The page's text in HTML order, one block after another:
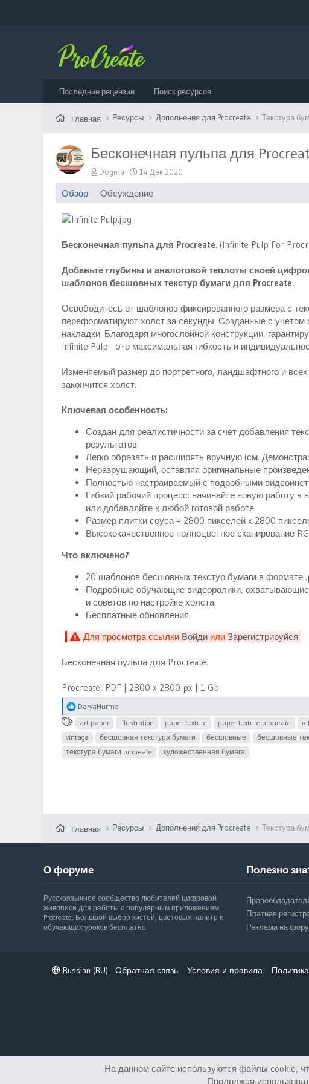
Последние рецензии Поиск ресурсов
Главная Ресурсы Дополнения для Procreate Текстура
Бесконечная пульпа для
А
в
т
о
р
Dogma
Д
а
т
а
д
н
и
14 Дек 2020
Обзор Обсуждение
Бесконечная пульпа для Procreate. (Infinite Pulp For
Добавьте глубины и аналоговой теплоты своей
шаблонов бесшовных текстур бумаги для Procreate.
Освободитесь от шаблонов фиксированного размера с
переформатируют холст за секунды. Созданные с учетом
накладки. Благодаря многослойной конструкции,
Infinite Pulp - это максимальная гибкость и
Изменяемый размер до портретного, ландшафтного и
закончится холст.
Ключевая особенность:
Создан для реалистичности за счет добавления
результатов.
Легко обрезать и расширять вручную (см.
Неразрушающий, оставляя оригинальные
Полностью настраиваемый с подробными
Гибкий рабочий процесс: начинайте новую работу
или добавляйте к любой готовой работе.
Размер плитки соуса = 2800 пикселей x 2800
Высококачественное полноцветное сканирование
Что включено?
20 шаблонов бесшовных текстур бумаги в формате
Подробные обучающие видеоролики,
и советов по настройке холста.
Бесплатные обновления.
Для просмотра ссылки Войди или Зарегистрируйся
Бесконечная пульпа для Procreate.
Procreate, PDF | 2800 x 2800 px | 1 Gb
Р
е
а
к
ц
и
DaryaHurma
Т
е
г
и
art paper illustration paper texture paper texture procreate
vintage
бесшовная текстура бумаги бесшовные бесшовные
текстура бумаги procreate
художественная бумага
Главная Ресурсы Дополнения для Procreate Текстура
О форуме
Русскоязычное сообщество любителей цифровой
живописи для работы с популярным приложением
Procreate. Большой выбор кистей, цветовых палитр и
обучающих уроков бесплатно.
Полезно
Платная
Реклама на
Russian (RU) Обратная связь Условия и правила
На данном сайте используются файлы cookie,
Продолжая